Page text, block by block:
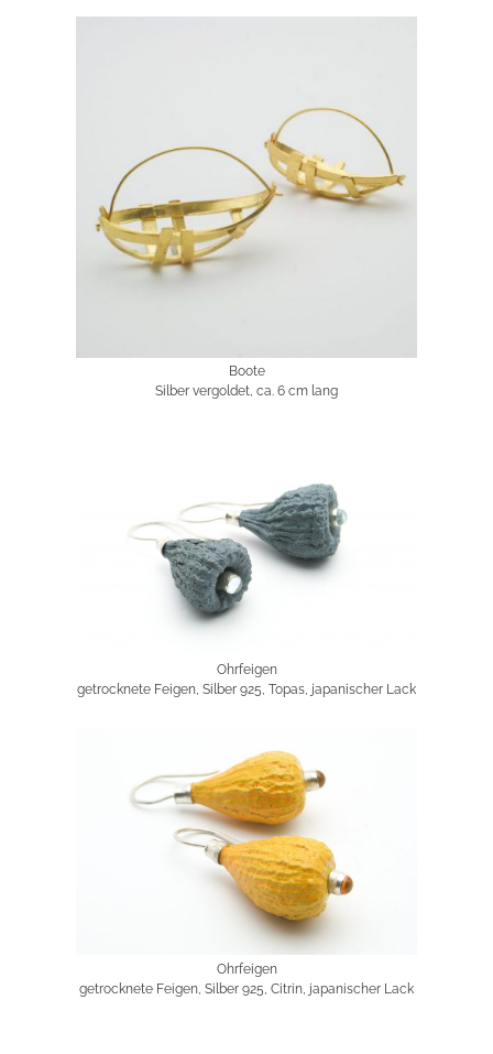
Boote
Silber vergoldet, ca. 6 cm lang
Ohrfeigen
getrocknete Feigen, Silber 925, Topas, japanischer Lack
Ohrfeigen
getrocknete Feigen, Silber 925, Citrin, japanischer Lack